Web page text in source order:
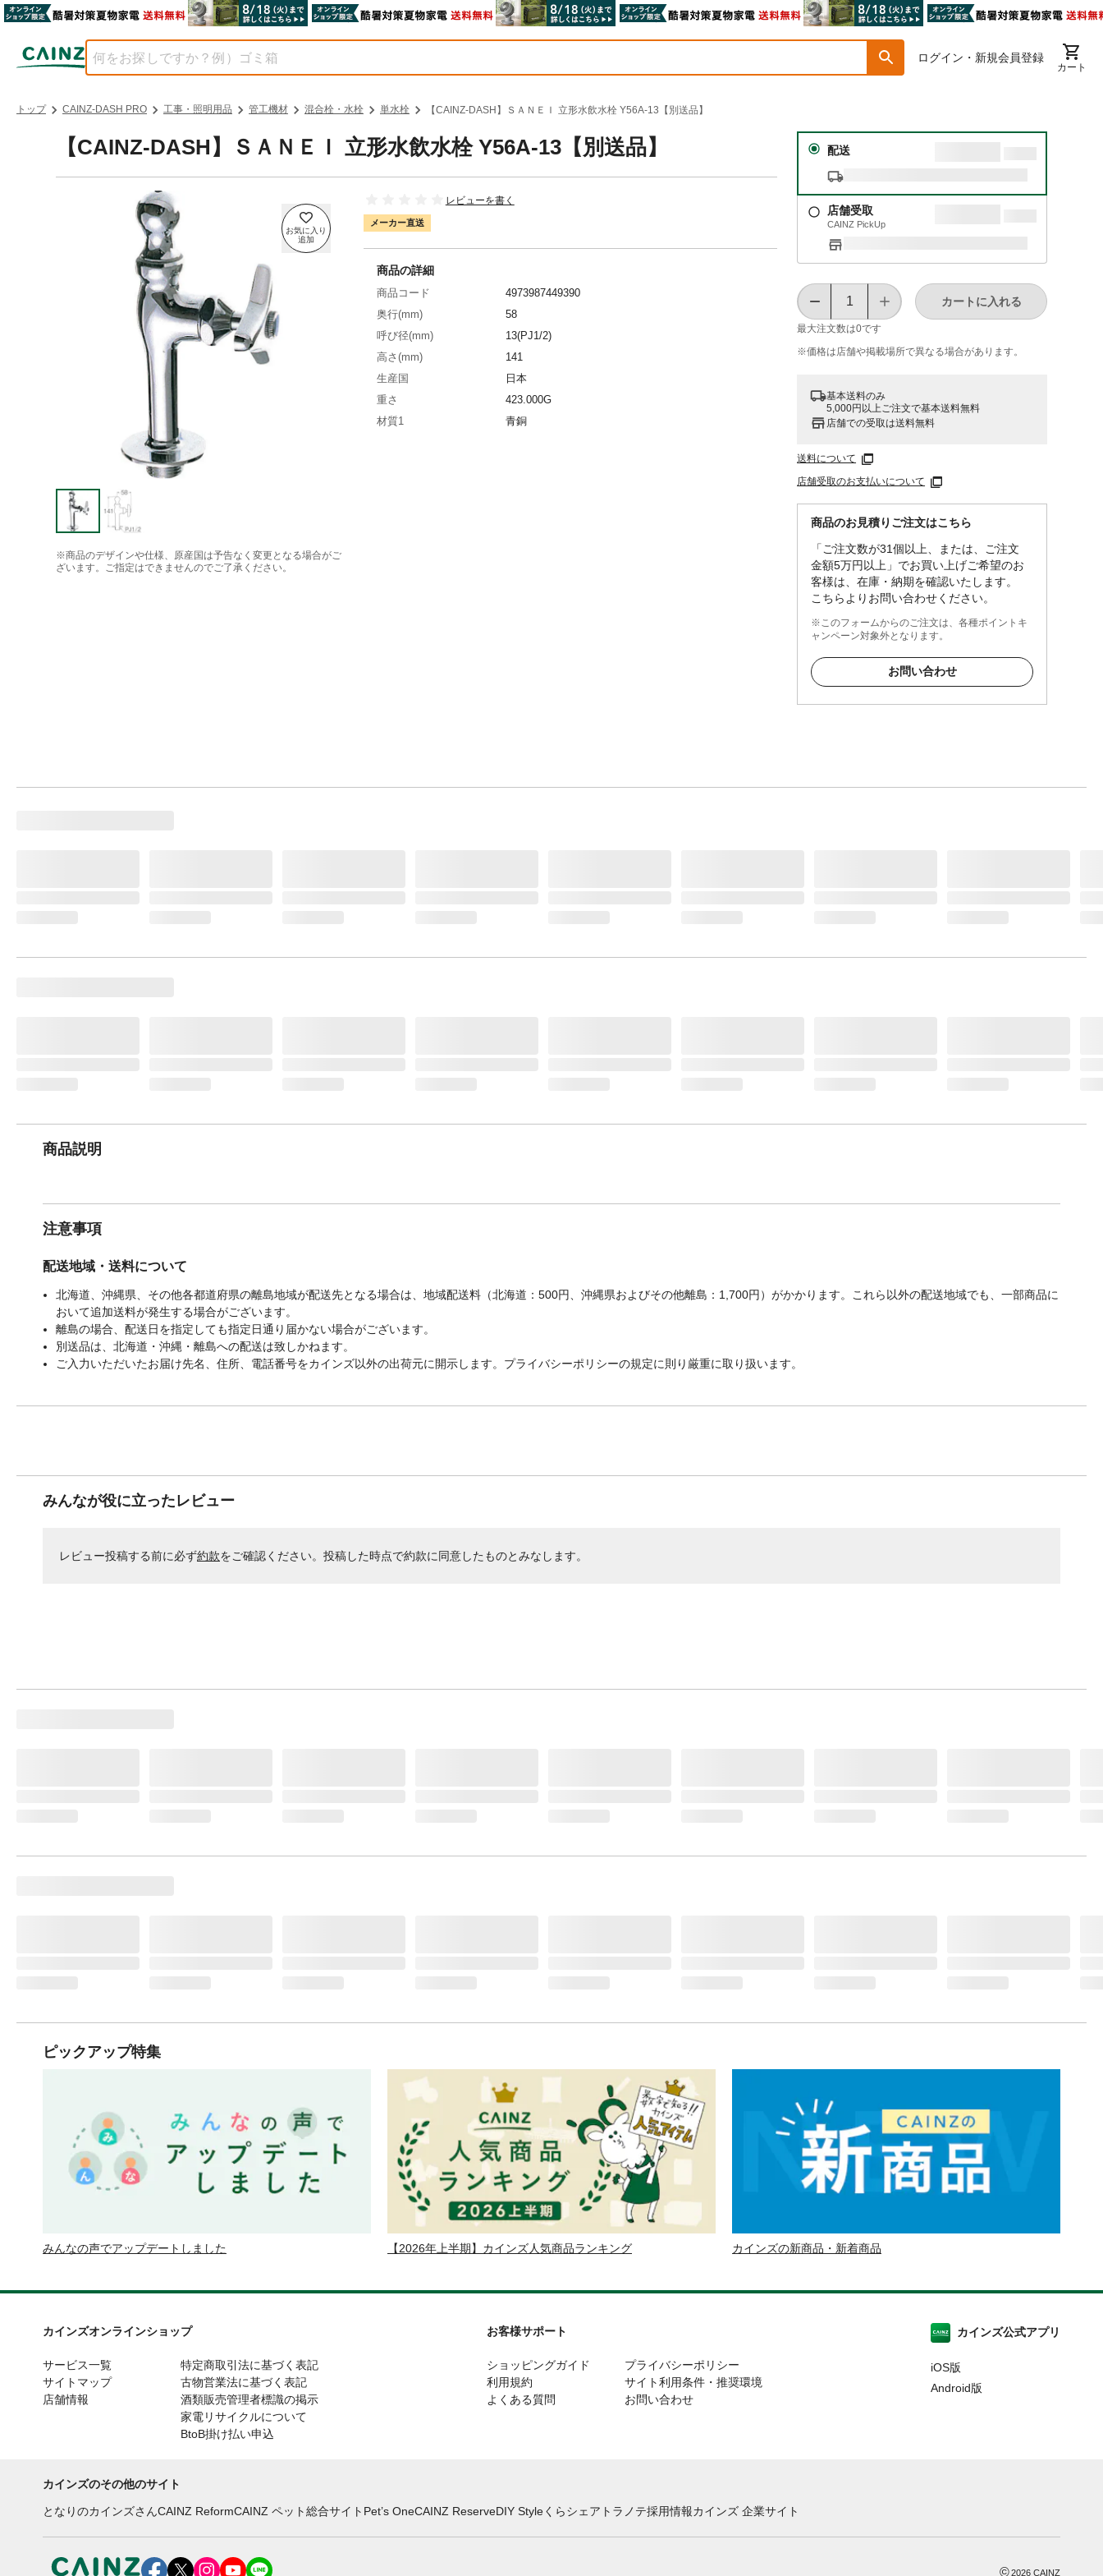
ログイン・新規会員登録
カート
トップ CAINZ-DASH PRO 工事・照明用品 管工機材 混合栓・水栓 単水栓 【CAINZ-DASH】ＳＡＮＥＩ 立形水飲水栓 Y56A-13【別送品】
【CAINZ-DASH】ＳＡＮＥＩ 立形水飲水栓 Y56A-13【別送品】
※商品のデザインや仕様、原産国は予告なく変更となる場合がご
ざいます。ご指定はできませんのでご了承ください。
レビューを書く
メーカー直送
配送
店舗受取
CAINZ PickUp
最大注文数は0です
カートに入れる
※価格は​店舗や​掲載場所で​異なる​場合が​あります。
基本送料のみ
5,000円以上ご注文で基本送料無料
店舗での受取は送料無料
送料について
店舗受取のお支払いについて
商品のお見積りご注文はこちら
「ご注文数が31個以上、または、ご注文
金額5万円以上」でお買い上げご希望のお
客様は、在庫・納期を確認いたします。
こちらよりお問い合わせください。
※このフォームからのご注文は、各種ポイントキ
ャンペーン対象外となります。
お問い合わせ
商品の詳細
商品コード
4973987449390
奥行(mm)
58
呼び径(mm)
13(PJ1/2)
高さ(mm)
141
生産国
日本
重さ
423.000G
材質1
青銅
商品説明
注意事項
配送地域・送料について
北海道、沖縄県、その他各都道府県の離島地域が配送先となる場合は、地域配送料（北海道：500円、沖縄県およびその他離島：1,700円）がかかります。これら以外の配送地域でも、一部商品に
おいて追加送料が発生する場合がございます。
離島の場合、配送日を指定しても指定日通り届かない場合がございます。
別送品は、北海道・沖縄・離島への配送は致しかねます。
ご入力いただいたお届け先名、住所、電話番号をカインズ以外の出荷元に開示します。プライバシーポリシーの規定に則り厳重に取り扱います。
みんなが役に立ったレビュー
レビュー投稿する前に必ず約款をご確認ください。投稿した時点で約款に同意したものとみなします。
ピックアップ特集
みんなの声でアップデートしました 【2026年上半期】カインズ人気商品ランキング カインズの新商品・新着商品
カインズオンラインショップ
サービス一覧
サイトマップ
店舗情報
特定商取引法に基づく表記
古物営業法に基づく表記
酒類販売管理者標識の掲示
家電リサイクルについて
BtoB掛け払い申込
お客様サポート
ショッピングガイド
利用規約
よくある質問
プライバシーポリシー
サイト利用条件・推奨環境
お問い合わせ
カインズ公式アプリ
iOS版
Android版
カインズのその他のサイト
となりのカインズさんCAINZ ReformCAINZ ペット総合サイト Pet’s OneCAINZ ReserveDIY Styleくらシェア トラノテ採用情報カインズ 企業サイト
©2026 CAINZ